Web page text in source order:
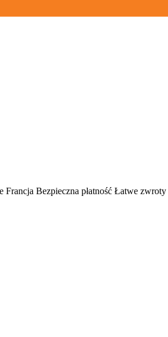
Francja Bezpieczna płatność Łatwe zwroty